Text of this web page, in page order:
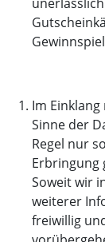
Im
Sinne der
Regel nur
Erbringung
Soweit wir
weiterer
freiwillig